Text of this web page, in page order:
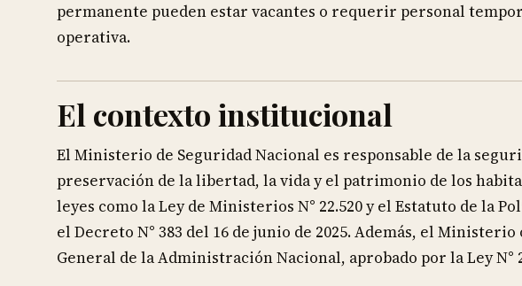
permanente pueden estar vacantes o requerir personal
operativa.
El contexto institucional
El Ministerio de Seguridad Nacional es responsable de la
preservación de la libertad, la vida y el patrimonio de los
leyes como la Ley de Ministerios N° 22.520 y el Estatuto de la
el Decreto N° 383 del 16 de junio de 2025. Además, el
General de la Administración Nacional, aprobado por la Ley N°